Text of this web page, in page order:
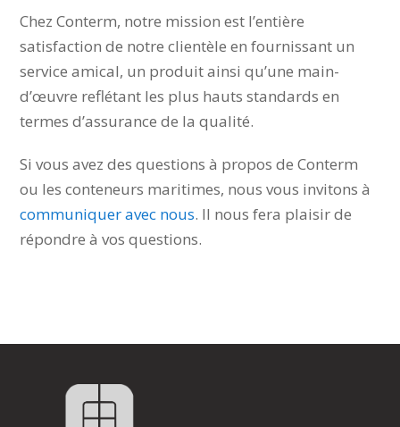
Chez Conterm, notre mission est l’entière
satisfaction de notre clientèle en fournissant un
service amical, un produit ainsi qu’une main-
d’œuvre reflétant les plus hauts standards en
Si vous avez des questions à propos de Conterm
ou les conteneurs maritimes, nous vous invitons
àcommuniquer avec nous